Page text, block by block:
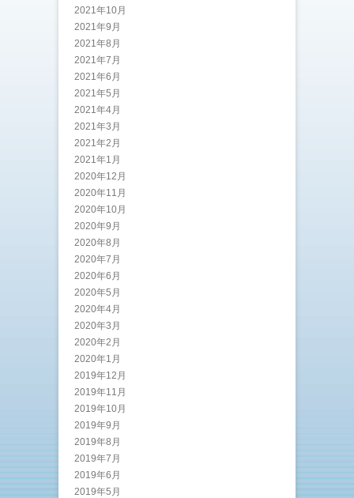
2021年10月
2021年9月
2021年8月
2021年7月
2021年6月
2021年5月
2021年4月
2021年3月
2021年2月
2021年1月
2020年12月
2020年11月
2020年10月
2020年9月
2020年8月
2020年7月
2020年6月
2020年5月
2020年4月
2020年3月
2020年2月
2020年1月
2019年12月
2019年11月
2019年10月
2019年9月
2019年8月
2019年7月
2019年6月
2019年5月